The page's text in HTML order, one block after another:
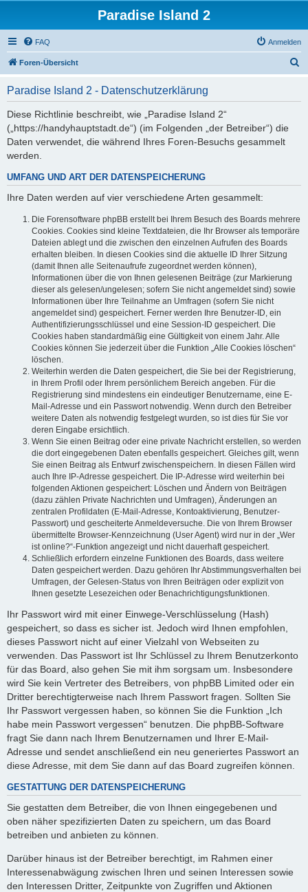
Paradise Island 2
FAQ Anmelden
Foren-Übersicht
Paradise Island 2 - Datenschutzerklärung
Diese Richtlinie beschreibt, wie „Paradise Island 2“
(„https://handyhauptstadt.de“) (im Folgenden „der Betreiber“) die
Daten verwendet, die während Ihres Foren-Besuchs gesammelt
werden.
UMFANG UND ART DER DATENSPEICHERUNG
Ihre Daten werden auf vier verschiedene Arten gesammelt:
Die Forensoftware phpBB erstellt bei Ihrem Besuch des Boards mehrere
Cookies. Cookies sind kleine Textdateien, die Ihr Browser als temporäre
Dateien ablegt und die zwischen den einzelnen Aufrufen des Boards
erhalten bleiben. In diesen Cookies sind die aktuelle ID Ihrer Sitzung
(damit Ihnen alle Seitenaufrufe zugeordnet werden können),
Informationen über die von Ihnen gelesenen Beiträge (zur Markierung
dieser als gelesen/ungelesen; sofern Sie nicht angemeldet sind) sowie
Informationen über Ihre Teilnahme an Umfragen (sofern Sie nicht
angemeldet sind) gespeichert. Ferner werden Ihre Benutzer-ID, ein
Authentifizierungsschlüssel und eine Session-ID gespeichert. Die
Cookies haben standardmäßig eine Gültigkeit von einem Jahr. Alle
Cookies können Sie jederzeit über die Funktion „Alle Cookies löschen“
löschen.
Weiterhin werden die Daten gespeichert, die Sie bei der Registrierung,
in Ihrem Profil oder Ihrem persönlichem Bereich angeben. Für die
Registrierung sind mindestens ein eindeutiger Benutzername, eine E-
Mail-Adresse und ein Passwort notwendig. Wenn durch den Betreiber
weitere Daten als notwendig festgelegt wurden, so ist dies für Sie vor
deren Eingabe ersichtlich.
Wenn Sie einen Beitrag oder eine private Nachricht erstellen, so werden
die dort eingegebenen Daten ebenfalls gespeichert. Gleiches gilt, wenn
Sie einen Beitrag als Entwurf zwischenspeichern. In diesen Fällen wird
auch Ihre IP-Adresse gespeichert. Die IP-Adresse wird weiterhin bei
folgenden Aktionen gespeichert: Löschen und Ändern von Beiträgen
(dazu zählen Private Nachrichten und Umfragen), Änderungen an
zentralen Profildaten (E-Mail-Adresse, Kontoaktivierung, Benutzer-
Passwort) und gescheiterte Anmeldeversuche. Die von Ihrem Browser
übermittelte Browser-Kennzeichnung (User Agent) wird nur in der „Wer
ist online?“-Funktion angezeigt und nicht dauerhaft gespeichert.
Schließlich erfordern einzelne Funktionen des Boards, dass weitere
Daten gespeichert werden. Dazu gehören Ihr Abstimmungsverhalten bei
Umfragen, der Gelesen-Status von Ihren Beiträgen oder explizit von
Ihnen gesetzte Lesezeichen oder Benachrichtigungsfunktionen.
Ihr Passwort wird mit einer Einwege-Verschlüsselung (Hash)
gespeichert, so dass es sicher ist. Jedoch wird Ihnen empfohlen,
dieses Passwort nicht auf einer Vielzahl von Webseiten zu
verwenden. Das Passwort ist Ihr Schlüssel zu Ihrem Benutzerkonto
für das Board, also gehen Sie mit ihm sorgsam um. Insbesondere
wird Sie kein Vertreter des Betreibers, von phpBB Limited oder ein
Dritter berechtigterweise nach Ihrem Passwort fragen. Sollten Sie
Ihr Passwort vergessen haben, so können Sie die Funktion „Ich
habe mein Passwort vergessen“ benutzen. Die phpBB-Software
fragt Sie dann nach Ihrem Benutzernamen und Ihrer E-Mail-
Adresse und sendet anschließend ein neu generiertes Passwort an
diese Adresse, mit dem Sie dann auf das Board zugreifen können.
GESTATTUNG DER DATENSPEICHERUNG
Sie gestatten dem Betreiber, die von Ihnen eingegebenen und
oben näher spezifizierten Daten zu speichern, um das Board
betreiben und anbieten zu können.
Darüber hinaus ist der Betreiber berechtigt, im Rahmen einer
Interessenabwägung zwischen Ihren und seinen Interessen sowie
den Interessen Dritter, Zeitpunkte von Zugriffen und Aktionen